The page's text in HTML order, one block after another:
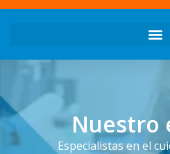
Nuestro
Especialistas en el